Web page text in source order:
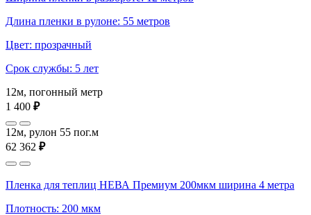
Длина пленки в рулоне: 55 метров
Цвет: прозрачный
Срок службы: 5 лет
12м, погонный метр
1 400 ₽
12м, рулон 55 пог.м
62 362 ₽
Пленка для теплиц НЕВА Премиум 200мкм ширина 4 метра
Плотность: 200 мкм